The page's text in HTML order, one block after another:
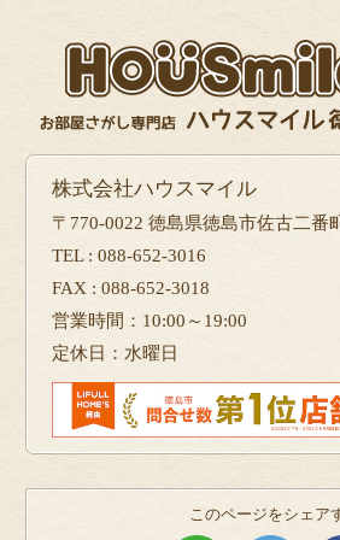
株式会社ハウスマイル
〒770-0022 徳島県徳島市佐古二番
TEL : 088-652-3016
FAX : 088-652-3018
営業時間：10:00～19:00
定休日：水曜日
このページをシェア